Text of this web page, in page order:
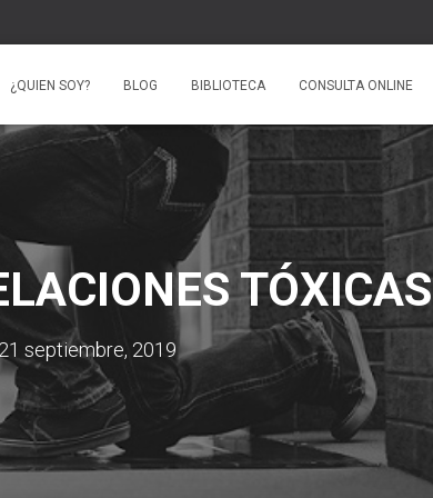
¿QUIEN SOY? BLOG BIBLIOTECA CONSULTA ONLINE
TÓXICAS
septiembre, 2019